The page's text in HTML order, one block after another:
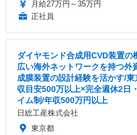
月給27万円～35万円
正社員
ダイヤモンド合成用CVD装置
広い海外ネットワークを持つ外
成膜装置の設計経験を活かす/
収目安500万以上×完全週休2日
イム制/年収500万円以上
日総工産株式会社
東京都